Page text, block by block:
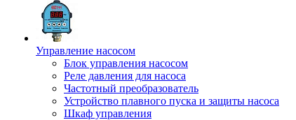
Управление насосом
Блок управления насосом
Реле давления для насоса
Частотный преобразователь
Устройство плавного пуска и защиты насоса
Шкаф управления